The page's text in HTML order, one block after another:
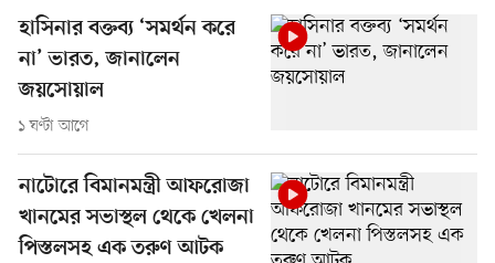
হাসিনার বক্তব্য ‘সমর্থন করে
না’ ভারত, জানালেন
জয়সোয়াল
১ ঘণ্টা আগে
নাটোরে বিমানমন্ত্রী আফরোজা
খানমের সভাস্থল থেকে খেলনা
পিস্তলসহ এক তরুণ আটক